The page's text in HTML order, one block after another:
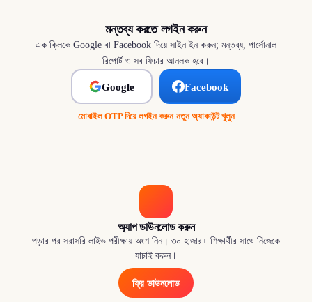
মন্তব্য করতে লগইন করুন
এক ক্লিকে Google বা Facebook দিয়ে সাইন ইন করুন; মন্তব্য, পার্সোনাল
রিপোর্ট ও সব ফিচার আনলক হবে।
Google Facebook
মোবাইল OTP দিয়ে লগইন করুন·নতুন অ্যাকাউন্ট খুলুন
অ্যাপ ডাউনলোড করুন
পড়ার পর সরাসরি লাইভ পরীক্ষায় অংশ নিন। ৩০ হাজার+ শিক্ষার্থীর সাথে নিজেকে
যাচাই করুন।
ফ্রি ডাউনলোড